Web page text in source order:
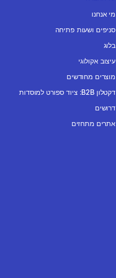
מי אנחנו
סניפים ושעות פתיחה
בלוג
עיצוב אקולוגי
מוצרים מחודשים
דקטלון B2B: ציוד ספורט למוסדות
דרושים
אתרים מתחזים